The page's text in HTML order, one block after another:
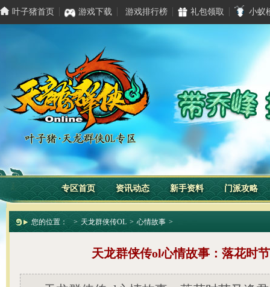
叶子猪首页 游戏下载 游戏排行榜 礼包领取 小蚁
专区首页 资讯动态 新手资料 门派攻略
您的位置： > 天龙群侠传OL > 心情故事 >
天龙群侠传ol心情故事：落花时